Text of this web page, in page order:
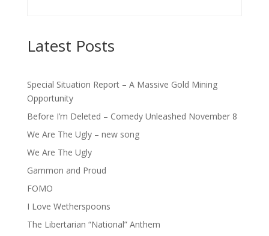
Latest Posts
Special Situation Report – A Massive Gold Mining
Opportunity
Before I’m Deleted – Comedy Unleashed November 8
We Are The Ugly – new song
We Are The Ugly
Gammon and Proud
FOMO
I Love Wetherspoons
The Libertarian “National” Anthem